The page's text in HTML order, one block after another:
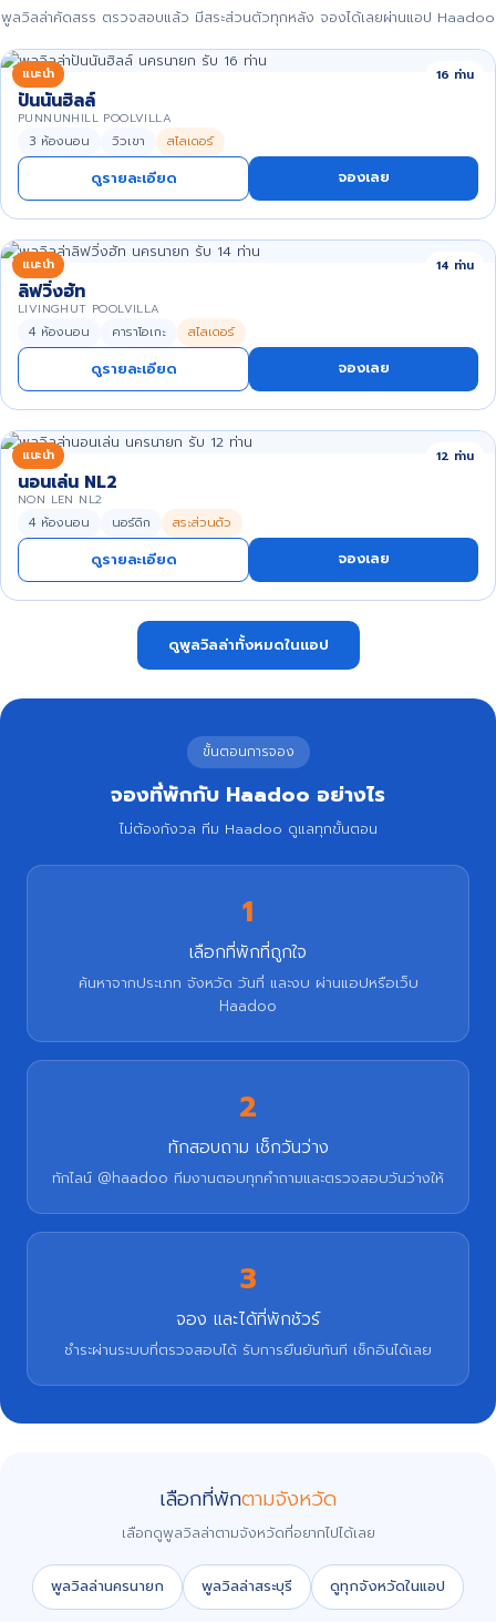
พูลวิลล่าคัดสรร ตรวจสอบแล้ว มีสระส่วนตัวทุกหลัง จองได้เลยผ่านแอป Haadoo
แนะนำ 16 ท่าน
ปันนันฮิลล์
PUNNUNHILL POOLVILLA
3 ห้องนอน วิวเขา สไลเดอร์
ดูรายละเอียด จองเลย
แนะนำ 14 ท่าน
ลิฟวิ่งฮัท
LIVINGHUT POOLVILLA
4 ห้องนอน คาราโอเกะ สไลเดอร์
ดูรายละเอียด จองเลย
แนะนำ 12 ท่าน
นอนเล่น NL2
NON LEN NL2
4 ห้องนอน นอร์ดิก สระส่วนตัว
ดูรายละเอียด จองเลย
ดูพูลวิลล่าทั้งหมดในแอป
ขั้นตอนการจอง
จองที่พักกับ Haadoo อย่างไร
ไม่ต้องกังวล ทีม Haadoo ดูแลทุกขั้นตอน
1
เลือกที่พักที่ถูกใจ
ค้นหาจากประเภท จังหวัด วันที่ และงบ ผ่านแอปหรือเว็บ
Haadoo
2
ทักสอบถาม เช็กวันว่าง
ทักไลน์ @haadoo ทีมงานตอบทุกคำถามและตรวจสอบวันว่างให้
3
จอง และได้ที่พักชัวร์
ชำระผ่านระบบที่ตรวจสอบได้ รับการยืนยันทันที เช็กอินได้เลย
เลือกที่พักตามจังหวัด
เลือกดูพูลวิลล่าตามจังหวัดที่อยากไปได้เลย
พูลวิลล่านครนายก พูลวิลล่าสระบุรี ดูทุกจังหวัดในแอป